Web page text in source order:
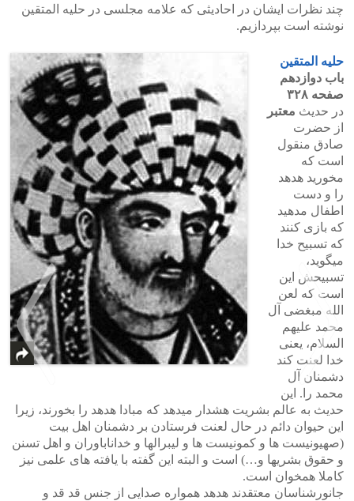
چند نظرات ایشان در احادیثی که علامه مجلسی در حلیه المتقین
نوشته است بپردازیم.
حلیه المتقین
باب دوازدهم
صفحه ۳۲۸
در حدیث معتبر
از حضرت
صادق منقول
است که
مخورید هدهد
را و دست
اطفال مدهید
که بازی کنند
که تسبیح خدا
میگوید،
تسبیحش این
است که لعن
الله مبغضی آل
محمد علیهم
السلام، یعنی
خدا لعنت کند
دشمنان آل
محمد را. این
حدیث به عالم بشریت هشدار میدهد که مبادا هدهد را بخورند، زیرا
این حیوان دائم در حال لعنت فرستادن بر دشمنان اهل بیت
(صهیونیست ها و کمونیست ها و لیبرالها و خداناباوران و اهل تسنن
و حقوق بشریها و…) است و البته این گفته با یافته های علمی نیز
کاملا همخوان است.
جانورشناسان معتقدند هدهد همواره صدایی از جنس قد قد و
>